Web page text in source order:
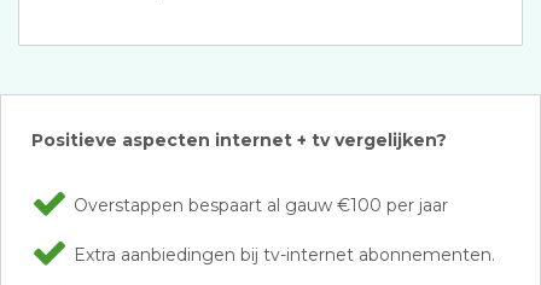
Positieve aspecten internet + tv vergelijken?
Overstappen bespaart al gauw €100 per jaar
Extra aanbiedingen bij tv-internet abonnementen.